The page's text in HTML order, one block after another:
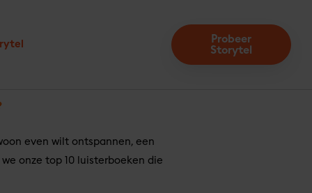
Probeer
Storytel
even wilt ontspannen, een
onze top 10 luisterboeken die